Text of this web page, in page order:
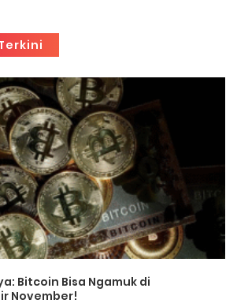
Bitcoin Bisa Ngamuk di
November!